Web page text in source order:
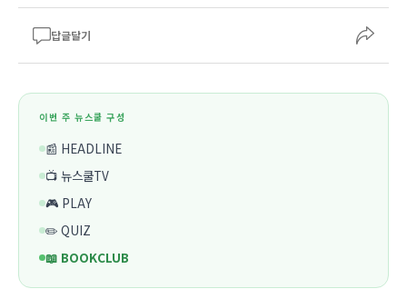
답글달기
이번 주 뉴스쿨 구성
📰 HEADLINE
📺 뉴스쿨TV
🎮 PLAY
✏️ QUIZ
📖 BOOKCLUB